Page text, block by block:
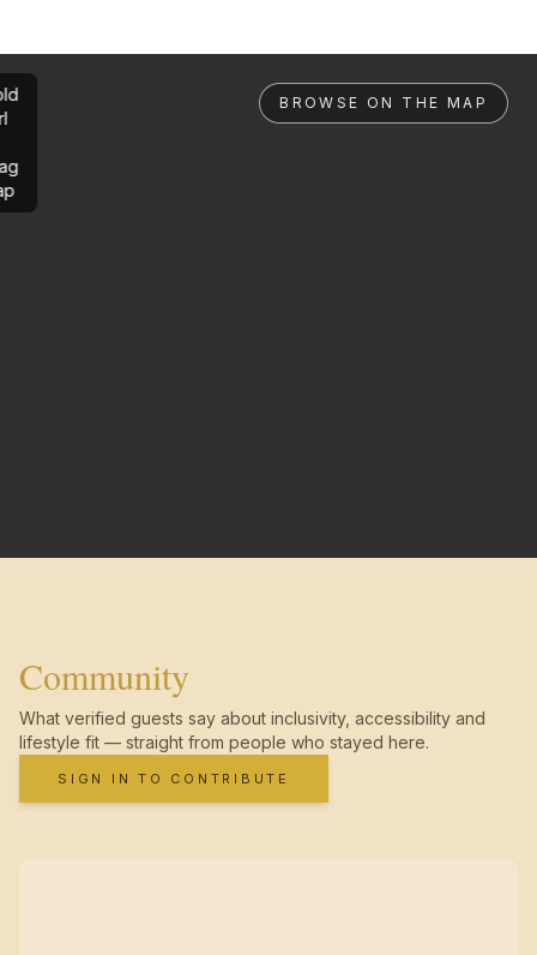
BROWSE ON THE MAP
Community
What verified guests say about inclusivity, accessibility and
lifestyle fit — straight from people who stayed here.
SIGN IN TO CONTRIBUTE